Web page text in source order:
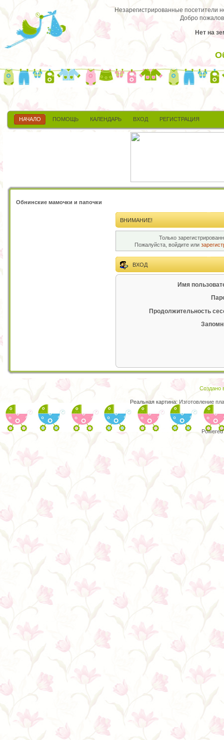
Незарегистрированные посетители
Добро
Нет на
НАЧАЛО ПОМОЩЬ КАЛЕНДАРЬ ВХОД РЕГИСТРАЦИЯ
Обнинские мамочки и папочки
ВНИМАНИЕ!
Только
Пожалуйста, войдите или
ВХОД
Имя
Продолжительность
Создано
Реальная картина: Изготовление